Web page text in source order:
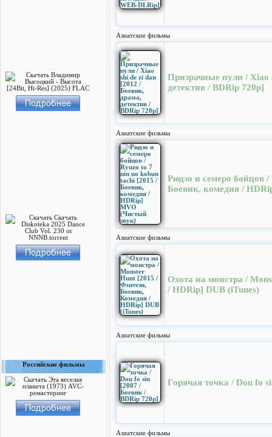
Российские фильмы
Азиатские фильмы
Призрачные пули / Xiao
детектив / BDRip 720p]
Азиатские фильмы
Рюдзо и семеро бойцов
Боевик, комедия /
Азиатские фильмы
Охота на монстра /
/ HDRip] DUB (iTunes)
Азиатские фильмы
Горячая точка / Dou fo
Азиатские фильмы